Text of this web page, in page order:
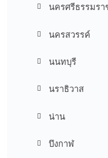
นครศรีธรรมรา
นครสวรรค์
นนทบุรี
นราธิวาส
น่าน
บึงกาฬ